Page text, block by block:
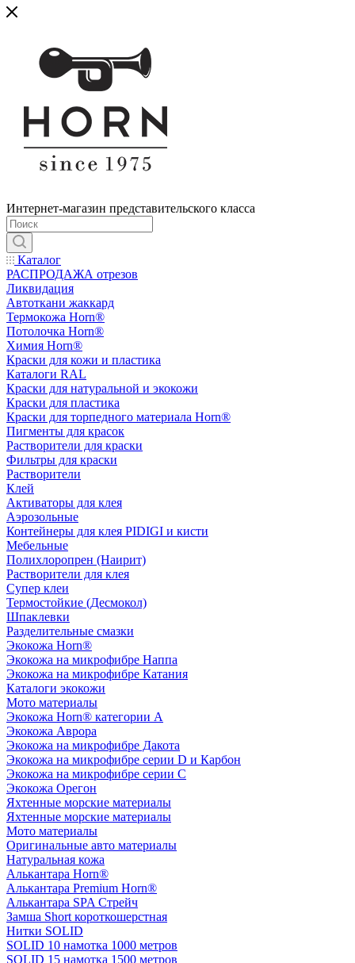
Интернет-магазин представительского класса
Каталог
РАСПРОДАЖА отрезов
Ликвидация
Автоткани жаккард
Термокожа Horn®
Потолочка Horn®
Химия Horn®
Краски для кожи и пластика
Каталоги RAL
Краски для натуральной и экокожи
Краски для пластика
Краски для торпедного материала Horn®
Пигменты для красок
Растворители для краски
Фильтры для краски
Растворители
Клей
Активаторы для клея
Аэрозольные
Контейнеры для клея PIDIGI и кисти
Мебельные
Полихлоропрен (Наирит)
Растворители для клея
Супер клеи
Термостойкие (Десмокол)
Шпаклевки
Разделительные смазки
Экокожа Horn®
Экокожа на микрофибре Наппа
Экокожа на микрофибре Катания
Каталоги экокожи
Мото материалы
Экокожа Horn® категории A
Экокожа Аврора
Экокожа на микрофибре Дакота
Экокожа на микрофибре серии D и Карбон
Экокожа на микрофибре серии С
Экокожа Орегон
Яхтенные морские материалы
Яхтенные морские материалы
Мото материалы
Оригинальные авто материалы
Натуральная кожа
Алькантара Horn®
Алькантара Premium Horn®
Алькантара SPA Стрейч
Замша Short короткошерстная
Нитки SOLID
SOLID 10 намотка 1000 метров
SOLID 15 намотка 1500 метров